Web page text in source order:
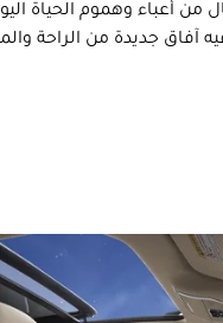
من أعباء وهموم الحياة
آفاق جديدة من الراحة